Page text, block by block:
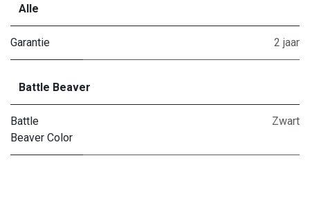
Alle
Garantie 2 jaar
Battle Beaver
Battle
Beaver Color
Zwart